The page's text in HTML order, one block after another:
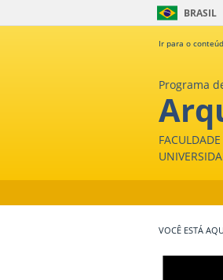
BRASIL
Ir para o
Programa